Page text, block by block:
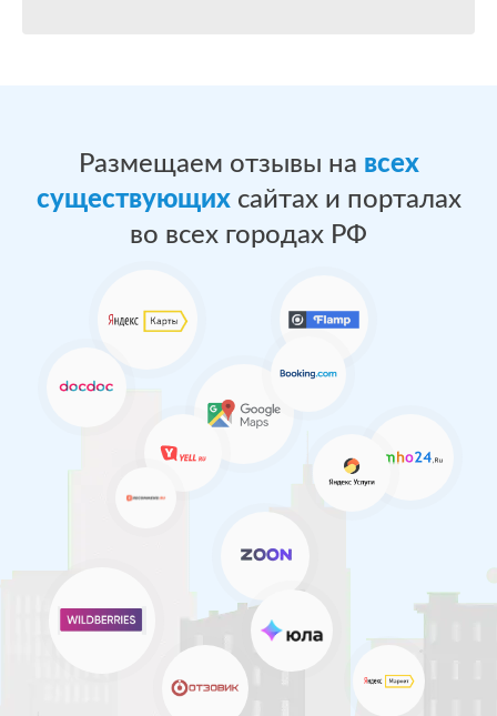
Размещаем отзывы на всех
существующихсайтах и порталах
во всех городах РФ